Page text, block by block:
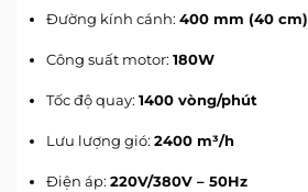
Đường kính cánh: 400 mm (40 cm)
Công suất motor: 180W
Tốc độ quay: 1400 vòng/phút
Lưu lượng gió: 2400 m³/h
Điện áp: 220V/380V – 50Hz